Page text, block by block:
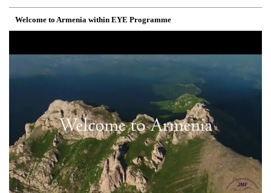
Welcome to Armenia within EYE Programme